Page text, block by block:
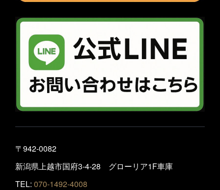
〒942-0082
新潟県上越市国府3-4-28 グローリア1F車庫
TEL: 070-1492-4008